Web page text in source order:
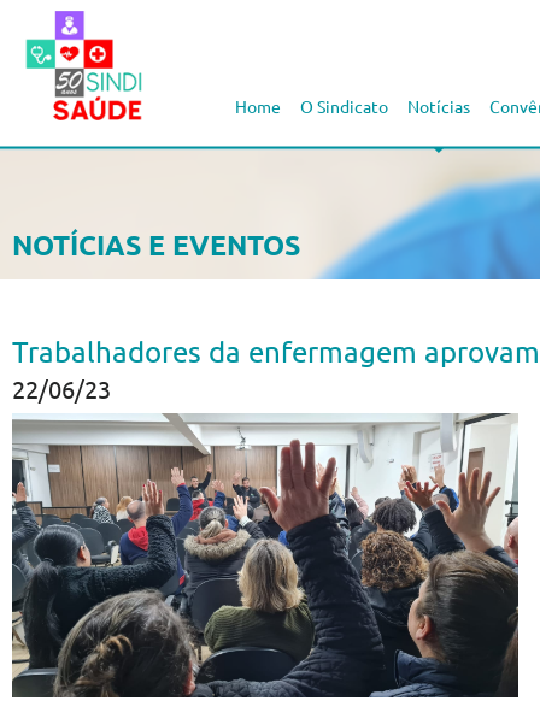
Notícias
O Sindicato
Home
NOTÍCIAS E EVENTOS
Trabalhadores da enfermagem
22/06/23